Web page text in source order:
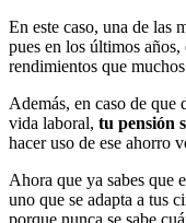
En este caso, una de las
pues en los últimos
rendimientos que
Además, en caso de que
vida laboral, tu pensión
hacer uso de ese ahorro
Ahora que ya sabes que
uno que se adapta a tus
porque nunca se sabe